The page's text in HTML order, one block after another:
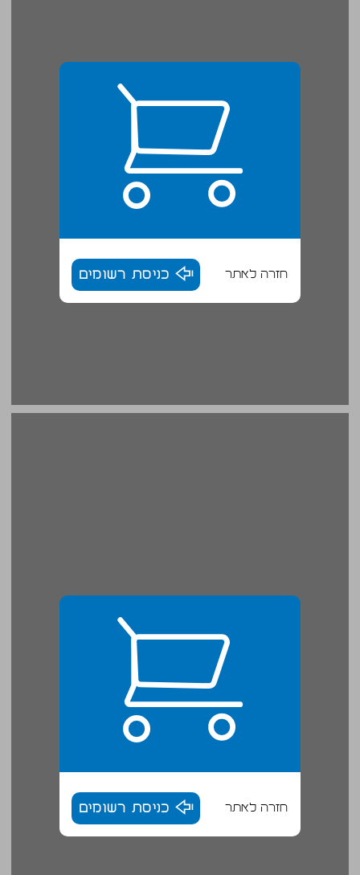
חזרה לאתר כניסת רשומים
רשימת המשתתפים בקובץ ... 19
חזרה לאתר כניסת רשומים